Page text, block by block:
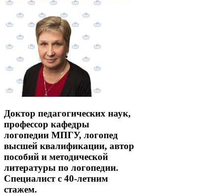
Доктор педагогических наук,
профессор кафедры
логопедии МПГУ, логопед
высшей квалификации, автор
пособий и методической
литературы по логопедии.
Специалист с 40-летним
стажем.